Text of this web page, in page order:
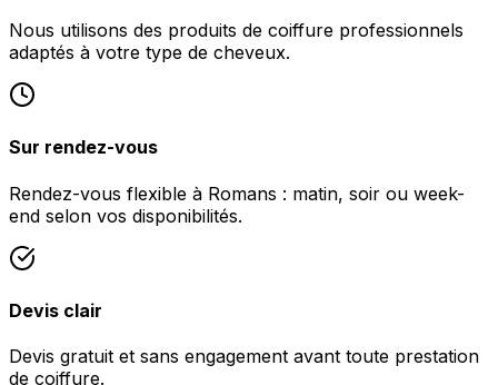
Nous utilisons des produits de coiffure professionnels
adaptés à votre type de cheveux.
Sur rendez-vous
Rendez-vous flexible à Romans : matin, soir ou week-
end selon vos disponibilités.
Devis clair
Devis gratuit et sans engagement avant toute prestation
de coiffure.